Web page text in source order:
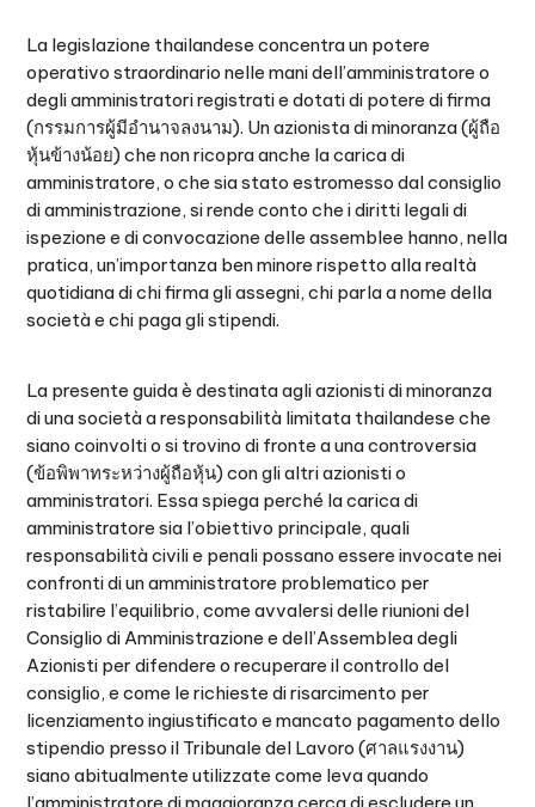
La legislazione thailandese concentra un potere
operativo straordinario nelle mani dell’amministratore o
degli amministratori registrati e dotati di potere di firma
(กรรมการผู้มีอำนาจลงนาม). Un azionista di minoranza (ผู้ถือ
หุ้นข้างน้อย) che non ricopra anche la carica di
amministratore, o che sia stato estromesso dal consiglio
di amministrazione, si rende conto che i diritti legali di
ispezione e di convocazione delle assemblee hanno, nella
pratica, un’importanza ben minore rispetto alla realtà
quotidiana di chi firma gli assegni, chi parla a nome della
società e chi paga gli stipendi.
La presente guida è destinata agli azionisti di minoranza
di una società a responsabilità limitata thailandese che
siano coinvolti o si trovino di fronte a una controversia
(ข้อพิพาทระหว่างผู้ถือหุ้น) con gli altri azionisti o
amministratori. Essa spiega perché la carica di
amministratore sia l’obiettivo principale, quali
responsabilità civili e penali possano essere invocate nei
confronti di un amministratore problematico per
ristabilire l’equilibrio, come avvalersi delle riunioni del
Consiglio di Amministrazione e dell’Assemblea degli
Azionisti per difendere o recuperare il controllo del
consiglio, e come le richieste di risarcimento per
licenziamento ingiustificato e mancato pagamento dello
stipendio presso il Tribunale del Lavoro (ศาลแรงงาน)
siano abitualmente utilizzate come leva quando